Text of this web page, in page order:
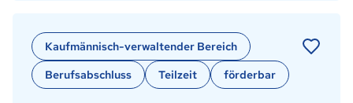
Kaufmännisch-verwaltender Bereich
Berufsabschluss
Teilzeit förderbar